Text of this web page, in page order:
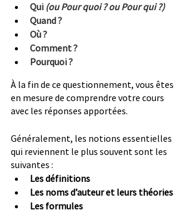
Qui (ou Pour quoi ? ou Pour qui ?)
Quand ?
Où ?
Comment ?
Pourquoi ?
À la fin de ce questionnement, vous êtes
en mesure de comprendre votre cours
avec les réponses apportées.
Généralement, les notions essentielles
qui reviennent le plus souvent sont les
suivantes :
Les définitions
Les noms d’auteur et leurs théories
Les formules